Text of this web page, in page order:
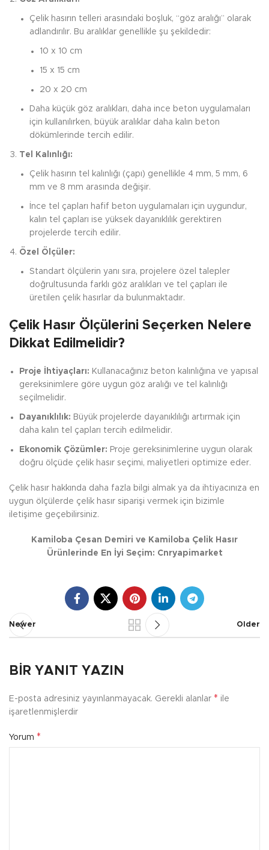
Çelik hasırın telleri arasındaki boşluk, “göz aralığı” olarak
adlandırılır. Bu aralıklar genellikle şu şekildedir:
10 x 10 cm
15 x 15 cm
20 x 20 cm
Daha küçük göz aralıkları, daha ince beton uygulamaları
için kullanılırken, büyük aralıklar daha kalın beton
dökümlerinde tercih edilir.
Tel Kalınlığı:
Çelik hasırın tel kalınlığı (çapı) genellikle 4 mm, 5 mm, 6
mm ve 8 mm arasında değişir.
İnce tel çapları hafif beton uygulamaları için uygundur,
kalın tel çapları ise yüksek dayanıklılık gerektiren
projelerde tercih edilir.
Özel Ölçüler:
Standart ölçülerin yanı sıra, projelere özel talepler
doğrultusunda farklı göz aralıkları ve tel çapları ile
üretilen çelik hasırlar da bulunmaktadır.
Çelik Hasır Ölçülerini Seçerken Nelere
Dikkat Edilmelidir?
Proje İhtiyaçları: Kullanacağınız beton kalınlığına ve yapısal
gereksinimlere göre uygun göz aralığı ve tel kalınlığı
seçilmelidir.
Dayanıklılık: Büyük projelerde dayanıklılığı artırmak için
daha kalın tel çapları tercih edilmelidir.
Ekonomik Çözümler: Proje gereksinimlerine uygun olarak
doğru ölçüde çelik hasır seçimi, maliyetleri optimize eder.
Çelik hasır hakkında daha fazla bilgi almak ya da ihtiyacınıza en
uygun ölçülerde çelik hasır siparişi vermek için bizimle
iletişime geçebilirsiniz.
Kamiloba Çesan Demiri ve Kamiloba Çelik Hasır
Ürünlerinde En İyi Seçim: Cnryapimarket
Newer Older
BIR YANIT YAZIN
E-posta adresiniz yayınlanmayacak. Gerekli alanlar * ile
işaretlenmişlerdir
Yorum *